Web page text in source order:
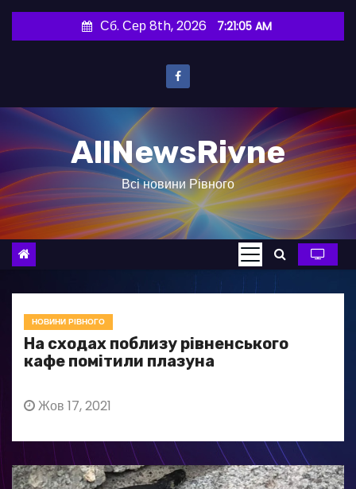
и
о
в
Сб. Сер 8th, 2026 7:21:06 AM
AllNewsRivne
Всі новини Рівного
НОВИНИ РІВНОГО
На сходах поблизу рівненського
кафе помітили плазуна
Жов 17, 2021